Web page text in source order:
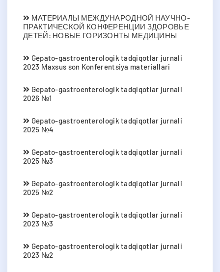
МАТЕРИАЛЫ МЕЖДУНАРОДНОЙ НАУЧНО-
ПРАКТИЧЕСКОЙ КОНФЕРЕНЦИИ ЗДОРОВЬЕ
ДЕТЕЙ: НОВЫЕ ГОРИЗОНТЫ МЕДИЦИНЫ
Gepato-gastroenterologik tadqiqotlar jurnali
2023 Мaxsus son Konferentsiya materiallari
Gepato-gastroenterologik tadqiqotlar jurnali
2026 №1
Gepato-gastroenterologik tadqiqotlar jurnali
2025 №4
Gepato-gastroenterologik tadqiqotlar jurnali
2025 №3
Gepato-gastroenterologik tadqiqotlar jurnali
2025 №2
Gepato-gastroenterologik tadqiqotlar jurnali
2023 №3
Gepato-gastroenterologik tadqiqotlar jurnali
2023 №2